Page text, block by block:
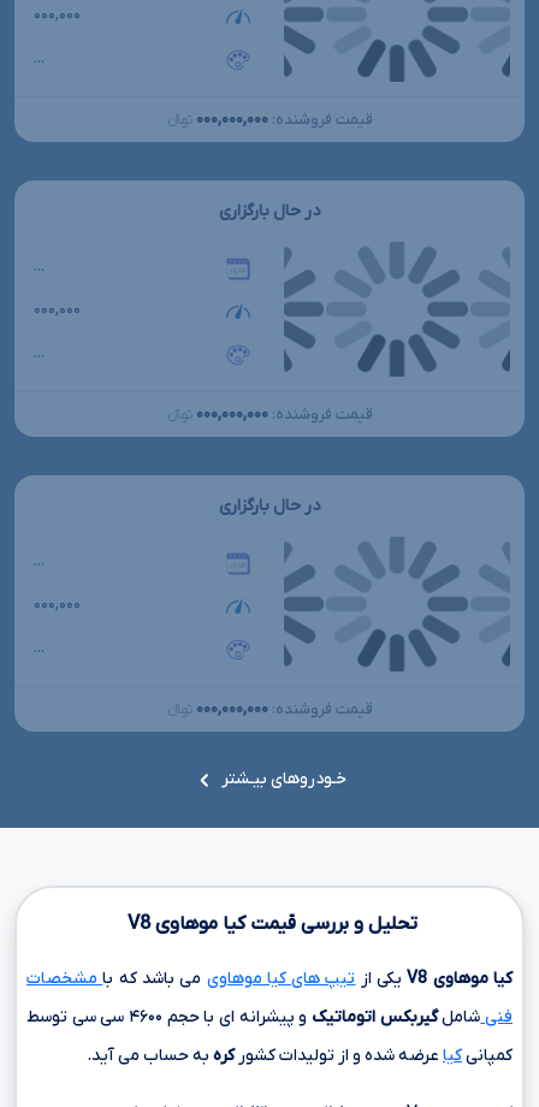
۰۰۰,۰۰۰
...
قیمت فروشنده: ۰۰۰,۰۰۰,۰۰۰ تومانءءء
در حال بارگزاری
...
۰۰۰,۰۰۰
...
قیمت فروشنده: ۰۰۰,۰۰۰,۰۰۰ تومانءءء
در حال بارگزاری
...
۰۰۰,۰۰۰
...
قیمت فروشنده: ۰۰۰,۰۰۰,۰۰۰ تومانءءء
خـودروهای بیـشتر
تحلیل و بررسی قیمت کیا موهاویV8
کیا موهاوی V8یکی از تیپ های کیا موهاوی می باشد که بامشخصات
فنی شاملگیربکس اتوماتیک و پیشرانه ای با حجم ۴۶۰۰ سی سی
توسط
کمپانیکیا عرضه شده و از تولیدات کشورکره به حساب می آید.